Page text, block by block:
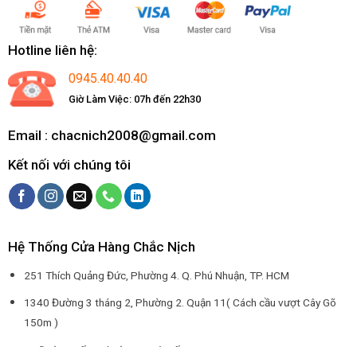
Hotline liên hệ:
0945.40.40.40
Giờ Làm Việc: 07h đến 22h30
Email : chacnich2008@gmail.com
Kết nối với chúng tôi
Hệ Thống Cửa Hàng Chắc Nịch
251 Thích Quảng Đức, Phường 4. Q. Phú Nhuận, TP. HCM
1340 Đường 3 tháng 2, Phường 2. Quận 11( Cách cầu vượt Cây Gõ
150m )